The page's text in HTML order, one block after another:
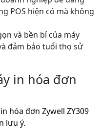
POS hiện có mà không
và bền bỉ của máy
đảm bảo tuổi thọ sử
in hóa đơn
hóa đơn Zywell ZY309
lưu ý.